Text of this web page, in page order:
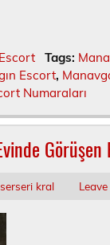
Tags:
Escort,
Numaraları
Görüşen
serseri kral